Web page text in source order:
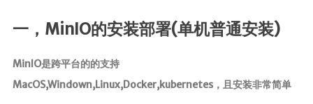
一，MinIO的安装部署(单机普通安装)
MinIO是跨平台的的支持
MacOS,Windown,Linux,Docker,kubernetes，且安装非常简单